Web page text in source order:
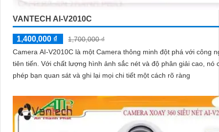
VANTECH AI-V2010C
1,400,000 ₫
1,700,000 ₫
Camera AI-V2010C là một Camera thông minh đột phá với công
tiên tiến. Với chất lượng hình ảnh sắc nét và độ phân giải cao, nó cho
phép bạn quan sát và ghi lại mọi chi tiết một cách rõ ràng